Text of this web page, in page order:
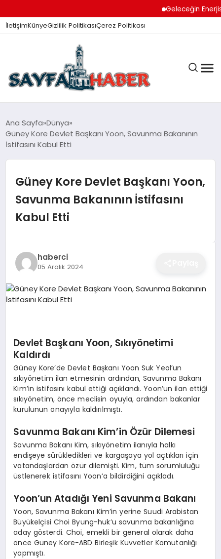
Geleceğin Enerjisi
İletişimKünyeGizlilik PolitikasıÇerez Politikası
ANA SAYFA
GÜNDEM
İZMIR HABERLERI
EKONOMI
SAĞLIK
SPOR
YAŞAM
DIĞER
Ana Sayfa Dünya
Güney Kore Devlet Başkanı Yoon, Savunma Bakanının
İstifasını Kabul Etti
Güney Kore Devlet Başkanı Yoon,
Savunma Bakanının İstifasını
Kabul Etti
haberci
05 Aralık 2024
Devlet Başkanı Yoon, Sıkıyönetimi
Kaldırdı
Güney Kore’de Devlet Başkanı Yoon Suk Yeol’un
sıkıyönetim ilan etmesinin ardından, Savunma Bakanı
Kim’in istifasını kabul ettiği açıklandı. Yoon’un ilan ettiği
sıkıyönetim, önce meclisin oyuyla, ardından bakanlar
kurulunun onayıyla kaldırılmıştı.
Savunma Bakanı Kim’in Özür Dilemesi
Savunma Bakanı Kim, sıkıyönetim ilanıyla halkı
endişeye sürükledikleri ve kargaşaya yol açtıkları için
vatandaşlardan özür dilemişti. Kim, tüm sorumluluğu
üstlenerek istifasını Yoon’a bildirdiğini açıkladı.
Yoon’un Atadığı Yeni Savunma Bakanı
Yoon, Savunma Bakanı Kim’in yerine Suudi Arabistan
Büyükelçisi Choi Byung-huk’u savunma bakanlığına
aday gösterdi. Choi, emekli bir general olarak daha
önce Güney Kore-ABD Birleşik Kuvvetler Komutanlığı
yapmıştı.